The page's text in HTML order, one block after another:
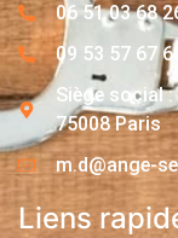
06 51 03 68
09 53 57 67 63
Siège social :
75008 Paris
m.d@ange-
Liens